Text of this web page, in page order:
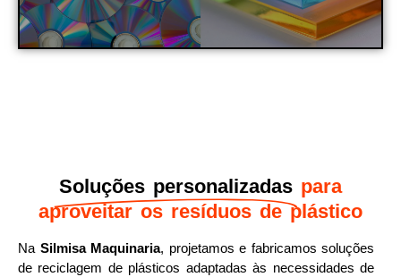
Soluções personalizadas para
aproveitar os resíduos de plástico
Na Silmisa Maquinaria, projetamos e fabricamos soluções
de reciclagem de plásticos adaptadas às necessidades de